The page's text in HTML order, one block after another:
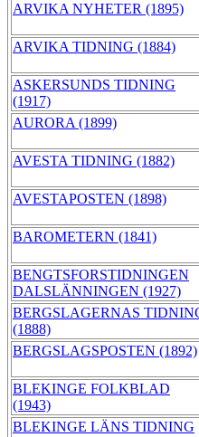
ARVIKA NYHETER (1895)
ARVIKA TIDNING (1884)
ASKERSUNDS TIDNING
(1917)
AURORA (1899)
AVESTA TIDNING (1882)
AVESTAPOSTEN (1898)
BAROMETERN (1841)
BENGTSFORSTIDNINGEN
DALSLÄNNINGEN (1927)
BERGSLAGERNAS
(1888)
BERGSLAGSPOSTEN (1892)
BLEKINGE FOLKBLAD
(1943)
BLEKINGE LÄNS TIDNING